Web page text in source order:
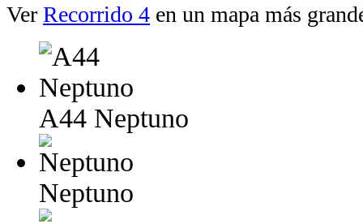
Ver Recorrido 4 en un mapa más
A44 Neptuno
Neptuno